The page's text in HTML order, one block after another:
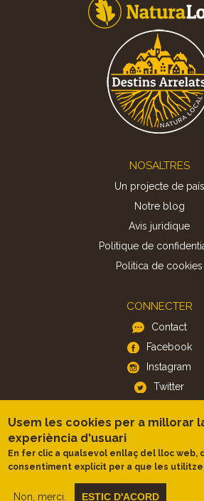
NOSALTRES
Un projecte de país
Notre blog
Avis juridique
Politique de
Politica de cookies
CONNECTER
Contact
Facebook
Instagram
Twitter
APP
iOS
Android
Usem les cookies per a millorar
experiència d'usuari
En fer clic a qualsevol enllaç del lloc web,
consentiment explícit per a que les
Non, merci. ESTIC D'ACORD